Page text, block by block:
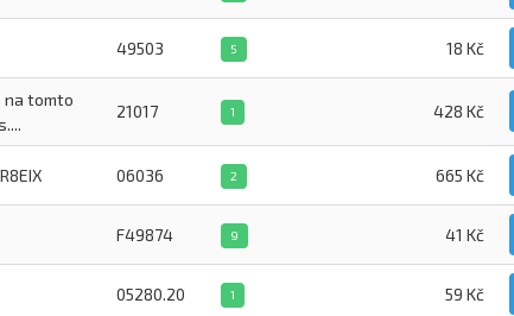
49503 5 18 Kč
na tomto
21017 1 428 Kč
06036 2 665 Kč
F49874 9 41 Kč
05280.20 1 59 Kč